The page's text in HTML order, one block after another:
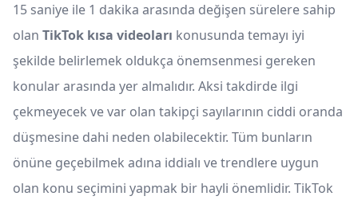
15 saniye ile 1 dakika arasında değişen sürelere sahip
olan TikTok kısa videoları konusunda temayı iyi
şekilde belirlemek oldukça önemsenmesi gereken
konular arasında yer almalıdır. Aksi takdirde ilgi
çekmeyecek ve var olan takipçi sayılarının ciddi oranda
düşmesine dahi neden olabilecektir. Tüm bunların
önüne geçebilmek adına iddialı ve trendlere uygun
olan konu seçimini yapmak bir hayli önemlidir. TikTok